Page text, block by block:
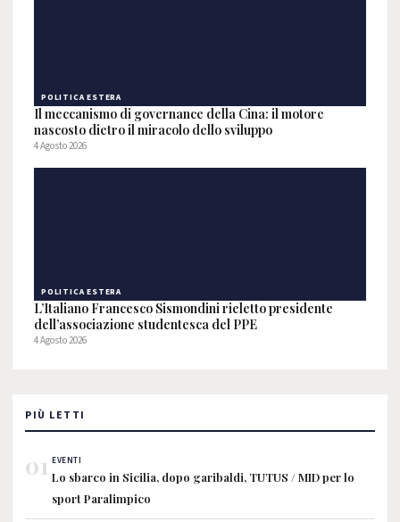
POLITICA ESTERA
Il meccanismo di governance della Cina: il motore
nascosto dietro il miracolo dello sviluppo
4 Agosto 2026
POLITICA ESTERA
L’Italiano Francesco Sismondini rieletto presidente
dell’associazione studentesca del PPE
4 Agosto 2026
PIÙ LETTI
01 EVENTI
Lo sbarco in Sicilia, dopo garibaldi, TUTUS / MID per lo
sport Paralimpico